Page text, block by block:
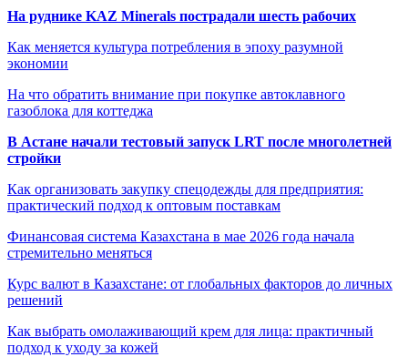
На руднике KAZ Minerals пострадали шесть рабочих
Как меняется культура потребления в эпоху разумной
экономии
На что обратить внимание при покупке автоклавного
газоблока для коттеджа
В Астане начали тестовый запуск LRT после многолетней
стройки
Как организовать закупку спецодежды для предприятия:
практический подход к оптовым поставкам
Финансовая система Казахстана в мае 2026 года начала
стремительно меняться
Курс валют в Казахстане: от глобальных факторов до личных
решений
Как выбрать омолаживающий крем для лица: практичный
подход к уходу за кожей